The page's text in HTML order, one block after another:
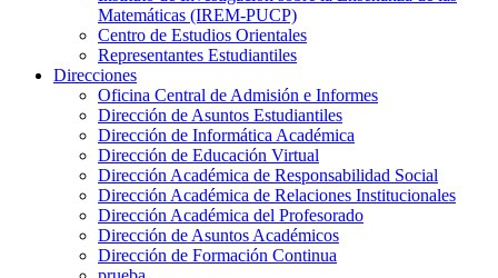
Matemáticas (IREM-PUCP)
Centro de Estudios Orientales
Representantes Estudiantiles
Direcciones
Oficina Central de Admisión e Informes
Dirección de Asuntos Estudiantiles
Dirección de Informática Académica
Dirección de Educación Virtual
Dirección Académica de Responsabilidad Social
Dirección Académica de Relaciones Institucionales
Dirección Académica del Profesorado
Dirección de Asuntos Académicos
Dirección de Formación Continua